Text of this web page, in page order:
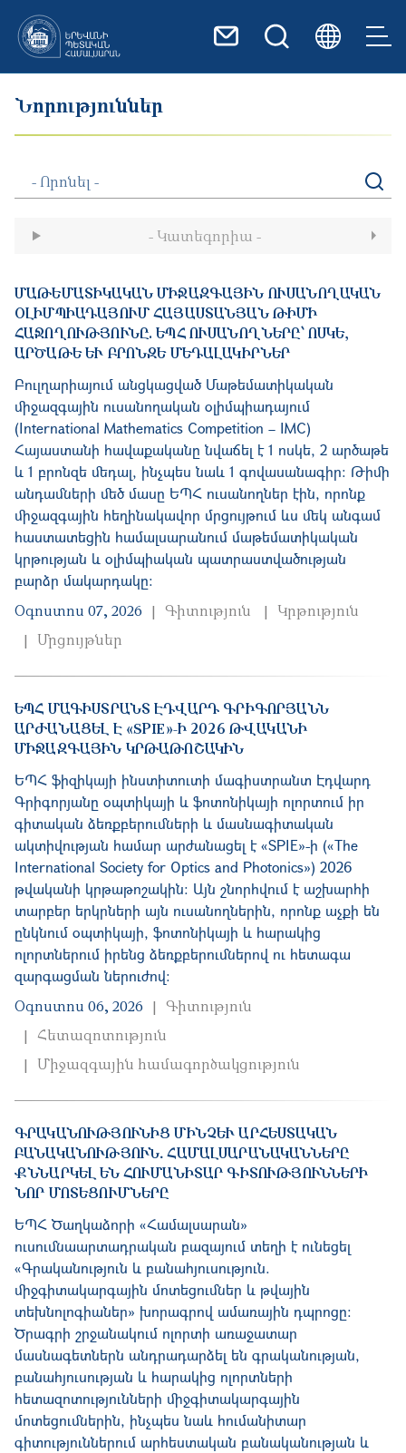
Նորություններ
ՄԱԹԵՄԱՏԻԿԱԿԱՆ ՄԻՋԱԶԳԱՅԻՆ ՈՒՍԱՆՈՂԱԿԱՆ
ՕԼԻՄՊԻԱԴԱՅՈՒՄ ՀԱՅԱՍՏԱՆՅԱՆ ԹԻՄԻ
ՀԱՋՈՂՈՒԹՅՈՒՆԸ. ԵՊՀ ՈՒՍԱՆՈՂՆԵՐԸ՝ ՈՍԿԵ,
ԱՐԾԱԹԵ ԵՒ ԲՐՈՆԶԵ ՄԵԴԱԼԱԿԻՐՆԵՐ
Բուլղարիայում անցկացված Մաթեմատիկական
միջազգային ուսանողական օլիմպիադայում
(International Mathematics Competition – IMC)
Հայաստանի հավաքականը նվաճել է 1 ոսկե, 2 արծաթե
և 1 բրոնզե մեդալ, ինչպես նաև 1 գովասանագիր։ Թիմի
անդամների մեծ մասը ԵՊՀ ուսանողներ էին, որոնք
միջազգային հեղինակավոր մրցույթում ևս մեկ անգամ
հաստատեցին համալսարանում մաթեմատիկական
կրթության և օլիմպիական պատրաստվածության
բարձր մակարդակը։
Օգոստոս 07, 2026 Գիտություն
Կրթություն
Մրցույթներ
ԵՊՀ ՄԱԳԻՍՏՐԱՆՏ ԷԴՎԱՐԴ ԳՐԻԳՈՐՅԱՆՆ
ԱՐԺԱՆԱՑԵԼ Է «SPIE»-Ի 2026 ԹՎԱԿԱՆԻ
ՄԻՋԱԶԳԱՅԻՆ ԿՐԹԱԹՈՇԱԿԻՆ
ԵՊՀ ֆիզիկայի ինստիտուտի մագիստրանտ Էդվարդ
Գրիգորյանը օպտիկայի և ֆոտոնիկայի ոլորտում իր
գիտական ձեռքբերումների և մասնագիտական
ակտիվության համար արժանացել է «SPIE»-ի («The
International Society for Optics and Photonics») 2026
թվականի կրթաթոշակին։ Այն շնորհվում է աշխարհի
տարբեր երկրների այն ուսանողներին, որոնք աչքի են
ընկնում օպտիկայի, ֆոտոնիկայի և հարակից
ոլորտներում իրենց ձեռքբերումներով ու հետագա
զարգացման ներուժով։
Օգոստոս 06, 2026
Գիտություն
Հետազոտություն
Միջազգային համագործակցություն
ԳՐԱԿԱՆՈՒԹՅՈՒՆԻՑ ՄԻՆՉԵՒ ԱՐՀԵՍՏԱԿԱՆ Բ
ԱՆԱԿԱՆՈՒԹՅՈՒՆ․ ՀԱՄԱԼՍԱՐԱՆԱԿԱՆՆԵՐԸ Ք
ՆՆԱՐԿԵԼ ԵՆ ՀՈՒՄԱՆԻՏԱՐ ԳԻՏՈՒԹՅՈՒՆՆԵՐԻ Ն
ՈՐ ՄՈՏԵՑՈՒՄՆԵՐԸ
ԵՊՀ Ծաղկաձորի «Համալսարան»
ուսումնաարտադրական բազայում տեղի է ունեցել
«Գրականություն և բանահյուսություն.
միջգիտակարգային մոտեցումներ և թվային
տեխնոլոգիաներ» խորագրով ամառային դպրոցը։
Ծրագրի շրջանակում ոլորտի առաջատար
մասնագետներն անդրադարձել են գրականության,
բանահյուսության և հարակից ոլորտների
հետազոտությունների միջգիտակարգային
մոտեցումներին, ինչպես նաև հումանիտար
գիտություններում արհեստական բանականության և
- Կատեգորիա -